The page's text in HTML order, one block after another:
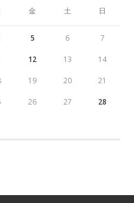
金 土 日
5 6 7
12 13 14
19 20 21
26 27 28